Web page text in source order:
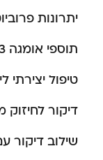
יתרונות
תוספי אומגה 3 לטיפול בקשב וריכוז
טיפול יצירתי
דיקור לחיזוק
שילוב דיקור